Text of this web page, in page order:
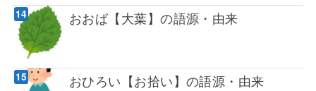
おおば【大葉】の語源・由来
おひろい【お拾い】の語源・由来